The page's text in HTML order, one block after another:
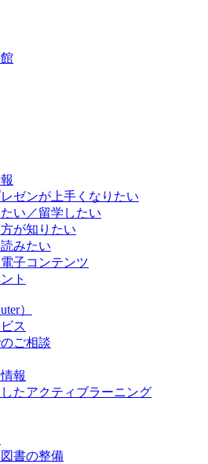
ゼンが上手くなりたい
い／留学したい
が知りたい
みたい
子コンテンツ
ト
）
ス
ご相談
報
たアクティブラーニング
書の整備